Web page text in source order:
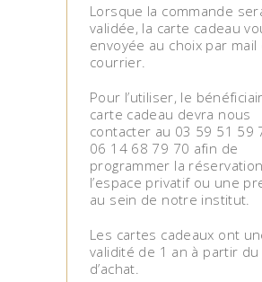
Lorsque la commande
validée, la carte cadeau
envoyée au choix par
courrier.
Pour l’utiliser, le
carte cadeau devra nous
contacter au 03 59 51 59
06 14 68 79 70 afin de
programmer la
l’espace privatif ou une
au sein de notre institut.
Les cartes cadeaux ont
validité de 1 an à partir
d’achat.